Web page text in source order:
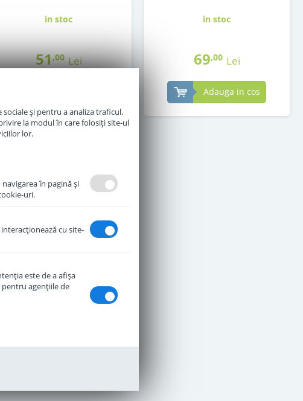
in stoc
51,00 Lei
in stoc
69,00 Lei
Adauga in cos
și pentru a analiza traficul.
la modul în care folosiți site-ul
lor.
în pagină şi
uri.
cu site-
este de a afişa
agenţiile de